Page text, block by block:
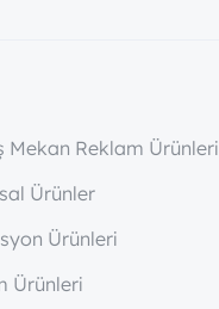
Mekan Reklam Ürünleri
Ürünler
Ürünleri
Ürünleri